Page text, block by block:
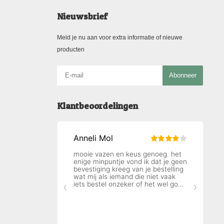
Nieuwsbrief
Meld je nu aan voor extra informatie of nieuwe
producten
Abonneer
Klantbeoordelingen